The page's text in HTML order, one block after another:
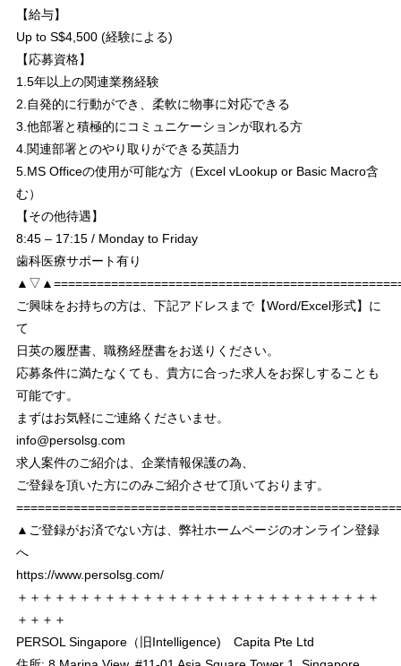
【給与】
Up to S$4,500 (経験による)
【応募資格】
1.5年以上の関連業務経験
2.自発的に行動ができ、柔軟に物事に対応できる
3.他部署と積極的にコミュニケーションが取れる方
4.関連部署とのやり取りができる英語力
5.MS Officeの使用が可能な方（Excel vLookup or Basic Macro含
む）
【その他待遇】
8:45 – 17:15 / Monday to Friday
歯科医療サポート有り
ご興味をお持ちの方は、下記アドレスまで【Word/Excel形式】に
て
日英の履歴書、職務経歴書をお送りください。
応募条件に満たなくても、貴方に合った求人をお探しすることも
可能です。
まずはお気軽にご連絡くださいませ。
info@persolsg.com
求人案件のご紹介は、企業情報保護の為、
ご登録を頂いた方にのみご紹介させて頂いております。
▲ご登録がお済でない方は、弊社ホームページのオンライン登録
へ
https://www.persolsg.com/
＋＋＋＋＋＋＋＋＋＋＋＋＋＋＋＋＋＋＋＋＋＋＋＋＋＋＋＋＋
＋＋＋＋
PERSOL Singapore（旧Intelligence) Capita Pte Ltd